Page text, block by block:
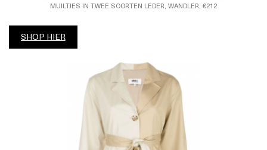
MUILTJES IN TWEE SOORTEN LEDER, WANDLER, €212
SHOP HIER